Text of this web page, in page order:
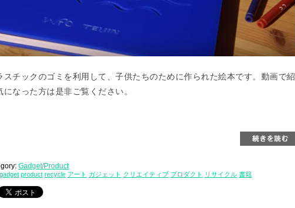
スチックのゴミを利用して、子供たちのために作られた絵本です。動画で紹
なった方は是非ご覧ください。
Gadget/Product
gadget product recycle アート ガジェット クリエイティブ プロダクト リサイクル 書籍